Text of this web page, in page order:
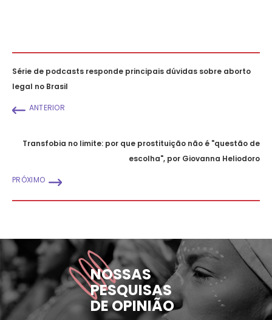
Série de podcasts responde principais dúvidas sobre aborto
legal no Brasil
ANTERIOR
Transfobia no limite: por que prostituição não é "questão de
escolha", por Giovanna Heliodoro
PRÓXIMO
NOSSAS
PESQUISAS
DE OPINIÃO